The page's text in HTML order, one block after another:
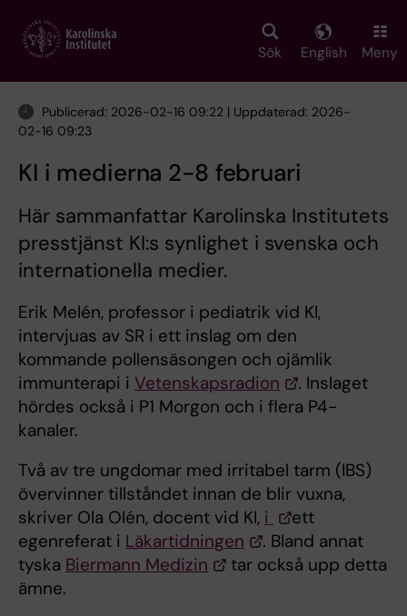
main
Sök English Meny
Publicerad: 2026-02-16 09:22 | Uppdaterad: 2026-
02-16 09:23
KI i medierna 2-8 februari
Här sammanfattar Karolinska Institutets
presstjänst KI:s synlighet i svenska och
internationella medier.
Erik Melén, professor i pediatrik vid KI,
intervjuas av SR i ett inslag om den
kommande pollensäsongen och ojämlik
immunterapi i Vetenskapsradion
. Inslaget
hördes också i P1 Morgon och i flera P4-
kanaler.
Två av tre ungdomar med irritabel tarm (IBS)
övervinner tillståndet innan de blir vuxna,
skriver Ola Olén, docent vid KI, i
ett
egenreferat i Läkartidningen
. Bland annat
tyska Biermann Medizin
tar också upp detta
ämne.